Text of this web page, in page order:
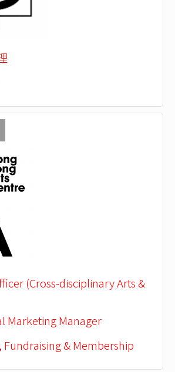
(Cross-disciplinary Arts &
Marketing Manager
Fundraising & Membership